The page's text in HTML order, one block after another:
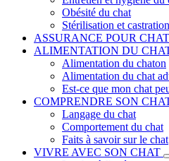
Obésité du chat
Stérilisation et
ASSURANCE POUR CHAT
ALIMENTATION DU
Alimentation du chaton
Alimentation du chat
Est-ce que mon chat
COMPRENDRE SON
Langage du chat
Comportement du chat
Faits à savoir sur le chat
VIVRE AVEC SON CHAT